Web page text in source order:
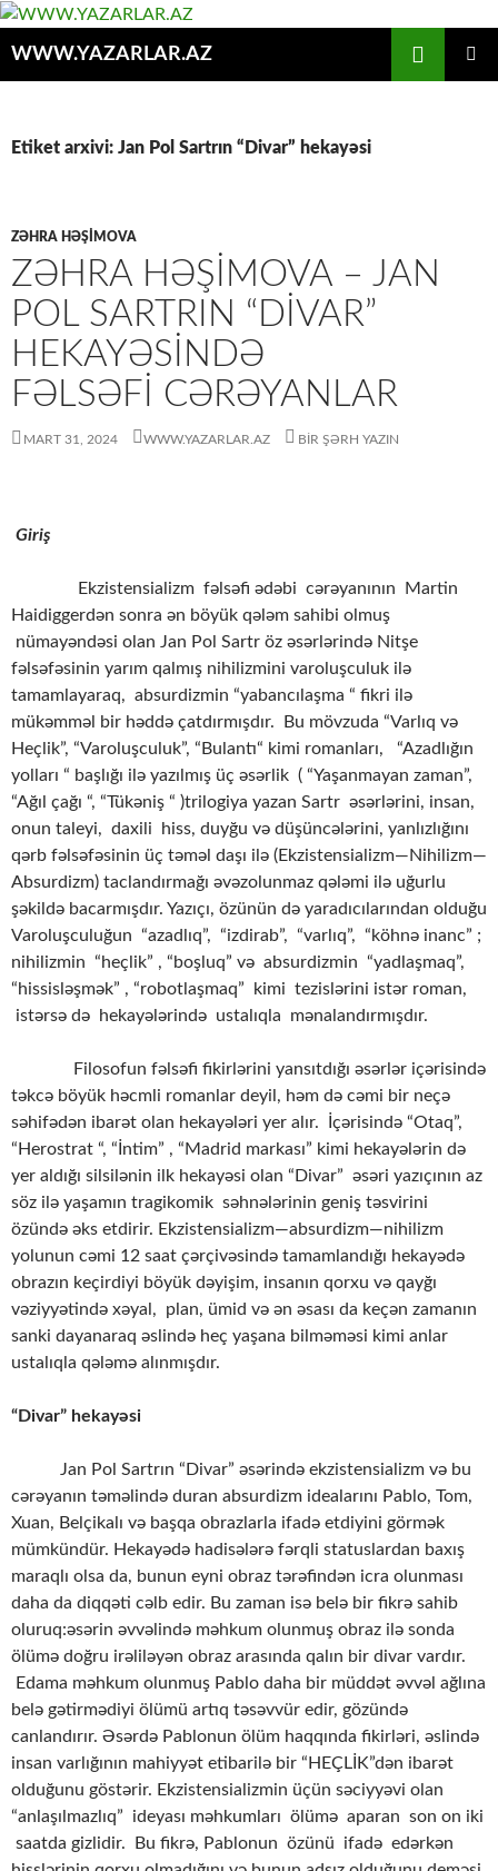
WWW.YAZARLAR.AZ
Etiket arxivi: Jan Pol Sartrın “Divar” hekayəsi
ZƏHRA HƏŞIMOVA
ZƏHRA HƏŞIMOVA – JAN
POL SARTRIN “DIVAR”
HEKAYƏSINDƏ
FƏLSƏFI CƏRƏYANLAR
MART 31, 2024 WWW.YAZARLAR.AZ BIR ŞƏRH YAZIN
Giriş
Ekzistensializm fəlsəfi ədəbi cərəyanının Martin
Haidiggerdən sonra ən böyük qələm sahibi olmuş
nümayəndəsi olan Jan Pol Sartr öz əsərlərində Nitşe
fəlsəfəsinin yarım qalmış nihilizmini varoluşculuk ilə
tamamlayaraq, absurdizmin “yabancılaşma “ fikri ilə
mükəmməl bir həddə çatdırmışdır. Bu mövzuda “Varlıq və
Heçlik”, “Varoluşculuk”, “Bulantı“ kimi romanları, “Azadlığın
yolları “ başlığı ilə yazılmış üç əsərlik ( “Yaşanmayan zaman”,
“Ağıl çağı “, “Tükəniş “ )trilogiya yazan Sartr əsərlərini, insan,
onun taleyi, daxili hiss, duyğu və düşüncələrini, yanlızlığını
qərb fəlsəfəsinin üç təməl daşı ilə (Ekzistensializm—Nihilizm—
Absurdizm) taclandırmağı əvəzolunmaz qələmi ilə uğurlu
şəkildə bacarmışdır. Yazıçı, özünün də yaradıcılarından olduğu
Varoluşculuğun “azadlıq”, “izdirab”, “varlıq”, “köhnə inanc” ;
nihilizmin “heçlik” , “boşluq” və absurdizmin “yadlaşmaq”,
“hissisləşmək” , “robotlaşmaq” kimi tezislərini istər roman,
istərsə də hekayələrində ustalıqla mənalandırmışdır.
Filosofun fəlsəfi fikirlərini yansıtdığı əsərlər içərisində
təkcə böyük həcmli romanlar deyil, həm də cəmi bir neçə
səhifədən ibarət olan hekayələri yer alır. İçərisində “Otaq”,
“Herostrat “, “İntim” , “Madrid markası” kimi hekayələrin də
yer aldığı silsilənin ilk hekayəsi olan “Divar” əsəri yazıçının az
söz ilə yaşamın tragikomik səhnələrinin geniş təsvirini
özündə əks etdirir. Ekzistensializm—absurdizm—nihilizm
yolunun cəmi 12 saat çərçivəsində tamamlandığı hekayədə
obrazın keçirdiyi böyük dəyişim, insanın qorxu və qayğı
vəziyyətində xəyal, plan, ümid və ən əsası da keçən zamanın
sanki dayanaraq əslində heç yaşana bilməməsi kimi anlar
ustalıqla qələmə alınmışdır.
“Divar” hekayəsi
Jan Pol Sartrın “Divar” əsərində ekzistensializm və bu
cərəyanın təməlində duran absurdizm idealarını Pablo, Tom,
Xuan, Belçikalı və başqa obrazlarla ifadə etdiyini görmək
mümkündür. Hekayədə hadisələrə fərqli statuslardan baxış
maraqlı olsa da, bunun eyni obraz tərəfindən icra olunması
daha da diqqəti cəlb edir. Bu zaman isə belə bir fikrə sahib
oluruq:əsərin əvvəlində məhkum olunmuş obraz ilə sonda
ölümə doğru irəliləyən obraz arasında qalın bir divar vardır.
Edama məhkum olunmuş Pablo daha bir müddət əvvəl ağlına
belə gətirmədiyi ölümü artıq təsəvvür edir, gözündə
canlandırır. Əsərdə Pablonun ölüm haqqında fikirləri, əslində
insan varlığının mahiyyət etibarilə bir “HEÇLİK”dən ibarət
olduğunu göstərir. Ekzistensializmin üçün səciyyəvi olan
“anlaşılmazlıq” ideyası məhkumları ölümə aparan son on iki
saatda gizlidir. Bu fikrə, Pablonun özünü ifadə edərkən